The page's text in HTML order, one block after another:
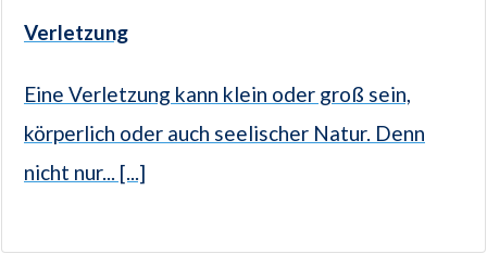
Verletzung
Eine Verletzung kann klein oder groß sein,
körperlich oder auch seelischer Natur. Denn
nicht nur... [...]